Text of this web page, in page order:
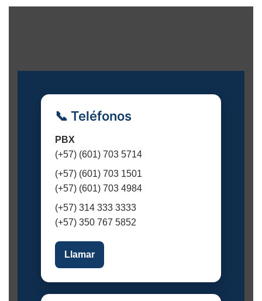
E
t
📞 Teléfonos
PBX
(+57) (601) 703 5714
(+57) (601) 703 1501
(+57) (601) 703 4984
(+57) 314 333 3333
(+57) 350 767 5852
Llamar